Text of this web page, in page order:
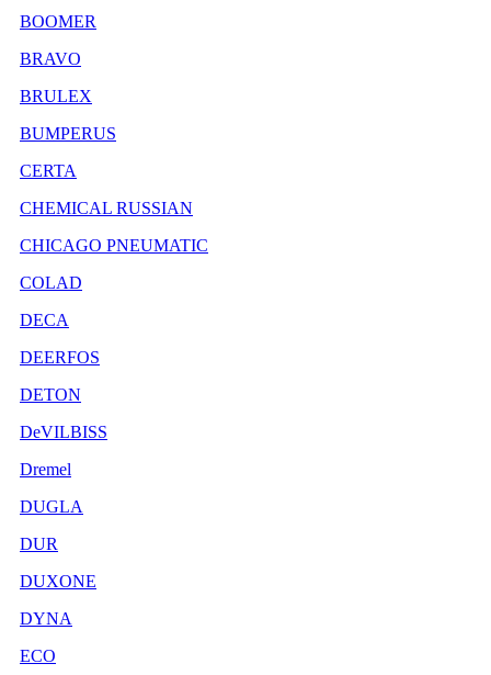
BOOMER
BRAVO
BRULEX
BUMPERUS
CERTA
CHEMICAL RUSSIAN
CHICAGO PNEUMATIC
COLAD
DECA
DEERFOS
DETON
DeVILBISS
Dremel
DUGLA
DUR
DUXONE
DYNA
ECO